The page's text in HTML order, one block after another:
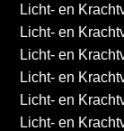
Licht- en
Licht- en
Licht- en
Licht- en
Licht- en
Licht- en